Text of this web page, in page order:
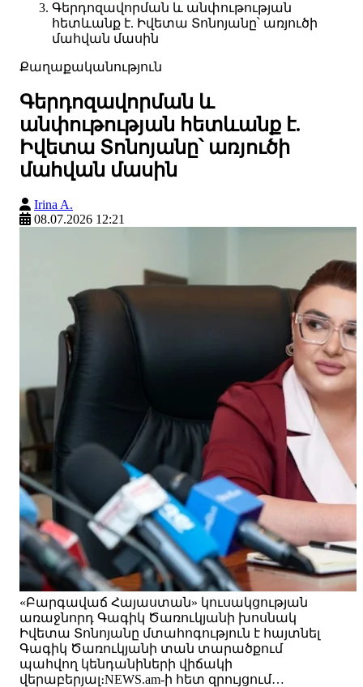
Գերդոզավորման և անփութության
հետևանք է. Իվետա Տոնոյանը՝ առյուծի
մահվան մասին
Քաղաքականություն
Գերդոզավորման և
անփութության հետևանք է.
Իվետա Տոնոյանը՝ առյուծի
մահվան մասին
Irina A.
08.07.2026 12:21
«Բարգավաճ Հայաստան» կուսակցության
առաջնորդ Գագիկ Ծառուկյանի խոսնակ
Իվետա Տոնոյանը մտահոգություն է հայտնել
Գագիկ Ծառուկյանի տան տարածքում
պահվող կենդանիների վիճակի
վերաբերյալ։NEWS.am-ի հետ զրույցում…